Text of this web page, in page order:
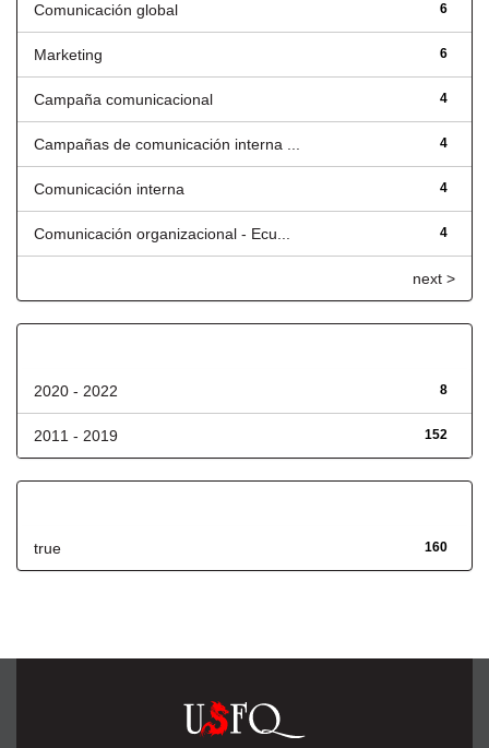
6
Comunicación global
6
Marketing
4
Campaña comunicacional
4
Campañas de comunicación interna ...
4
Comunicación interna
4
Comunicación organizacional - Ecu...
next >
8
2020 - 2022
152
2011 - 2019
160
true